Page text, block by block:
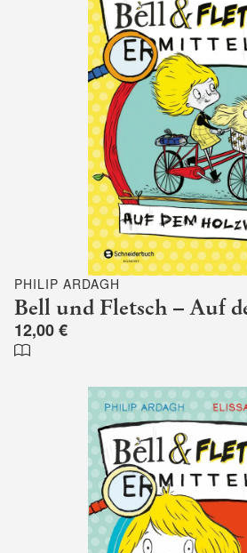
PHILIP ARDAGH
Bell und Fletsch – Auf
12,00 €